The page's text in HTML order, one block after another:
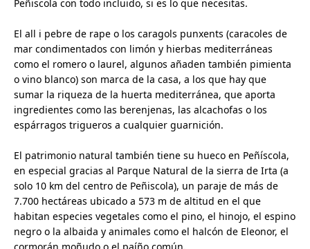
Peñiscola con todo incluido, si es lo que necesitas.
El all i pebre de rape o los caragols punxents (caracoles de
mar condimentados con limón y hierbas mediterráneas
como el romero o laurel, algunos añaden también pimienta
o vino blanco) son marca de la casa, a los que hay que
sumar la riqueza de la huerta mediterránea, que aporta
ingredientes como las berenjenas, las alcachofas o los
espárragos trigueros a cualquier guarnición.
El patrimonio natural también tiene su hueco en Peñíscola,
en especial gracias al Parque Natural de la sierra de Irta (a
solo 10 km del centro de Peñiscola), un paraje de más de
7.700 hectáreas ubicado a 573 m de altitud en el que
habitan especies vegetales como el pino, el hinojo, el espino
negro o la albaida y animales como el halcón de Eleonor, el